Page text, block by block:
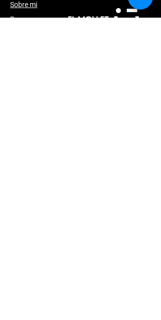
Sobre mi
Programa